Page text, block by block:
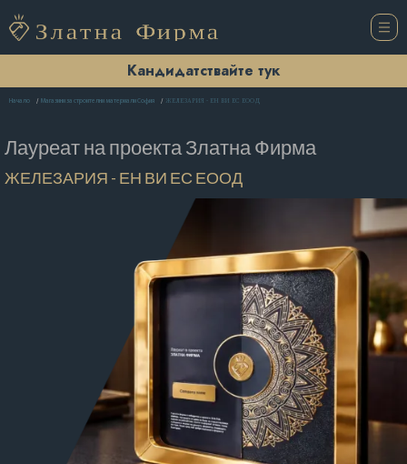
Кандидатствайте тук
Начало Магазини за строителни материали София ЖЕЛЕЗАРИЯ - ЕН ВИ ЕС ЕООД
Лауреат на проектаЗлатна Фирма
ЖЕЛЕЗАРИЯ - ЕН ВИ ЕС ЕООД